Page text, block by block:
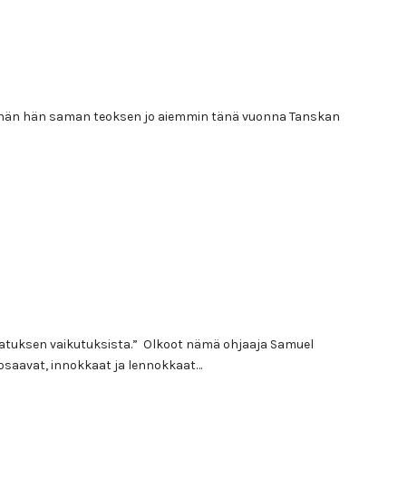
hän saman teoksen jo aiemmin tänä vuonna Tanskan
vaikutuksista.” Olkoot nämä ohjaaja Samuel
innokkaat ja lennokkaat…